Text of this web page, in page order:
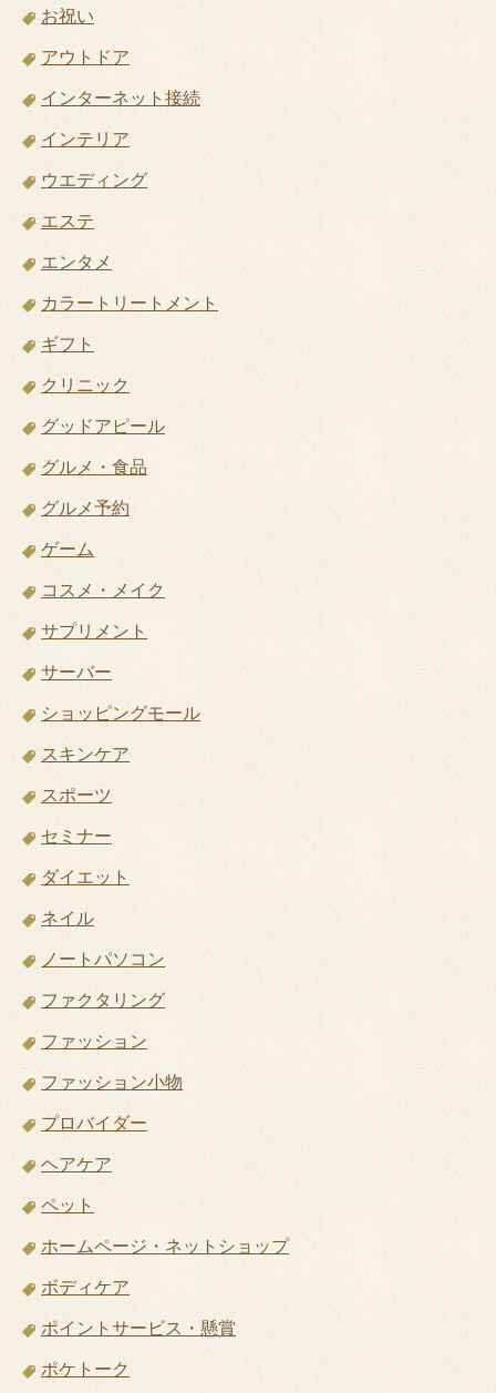
お祝い
アウトドア
インターネット接続
インテリア
ウエディング
エステ
エンタメ
カラートリートメント
ギフト
クリニック
グッドアピール
グルメ・食品
グルメ予約
ゲーム
コスメ・メイク
サプリメント
サーバー
ショッピングモール
スキンケア
スポーツ
セミナー
ダイエット
ネイル
ノートパソコン
ファクタリング
ファッション
ファッション小物
プロバイダー
ヘアケア
ペット
ホームページ・ネットショップ
ボディケア
ポイントサービス・懸賞
ポケトーク